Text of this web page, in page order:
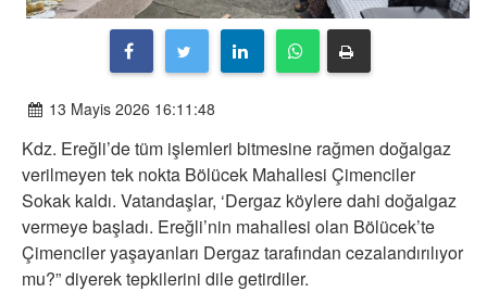
13 Mayis 2026 16:11:48
Kdz. Ereğli’de tüm işlemleri bitmesine rağmen doğalgaz
verilmeyen tek nokta Bölücek Mahallesi Çimenciler
Sokak kaldı. Vatandaşlar, ‘Dergaz köylere dahi doğalgaz
vermeye başladı. Ereğli’nin mahallesi olan Bölücek’te
Çimenciler yaşayanları Dergaz tarafından cezalandırılıyor
mu?” diyerek tepkilerini dile getirdiler.